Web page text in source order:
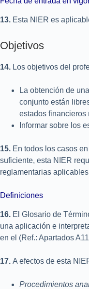
13. Esta NIER es
Objetivos
14. Los objetivos del
La obtención de
conjunto están
estados financieros
Informar sobre los
15. En todos los casos
suficiente, esta NIER
reglamentarias
Definiciones
16. El Glosario de
una aplicación e
en el (Ref.: Apartados
17. A efectos de esta
Procedimientos